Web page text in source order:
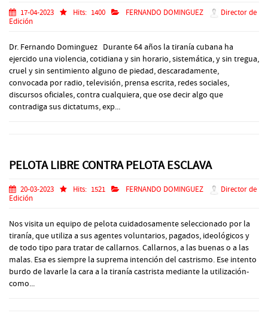
17-04-2023 Hits: 1400 FERNANDO DOMINGUEZ
Director de
Edición
Dr. Fernando Dominguez Durante 64 años la tiranía cubana ha
ejercido una violencia, cotidiana y sin horario, sistemática, y sin tregua,
cruel y sin sentimiento alguno de piedad, descaradamente,
convocada por radio, televisión, prensa escrita, redes sociales,
discursos oficiales, contra cualquiera, que ose decir algo que
contradiga sus dictatums, exp...
PELOTA LIBRE CONTRA PELOTA ESCLAVA
20-03-2023 Hits: 1521 FERNANDO DOMINGUEZ
Director de
Edición
Nos visita un equipo de pelota cuidadosamente seleccionado por la
tiranía, que utiliza a sus agentes voluntarios, pagados, ideológicos y
de todo tipo para tratar de callarnos. Callarnos, a las buenas o a las
malas. Esa es siempre la suprema intención del castrismo. Ese intento
burdo de lavarle la cara a la tiranía castrista mediante la utilización-
como...